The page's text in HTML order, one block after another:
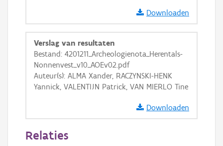
GRB-Basiskaart in grijswaarden
Downloaden
Verslag van resultaten
Bestand: 4201211_Archeologienota_Herentals-
Nonnenvest_v10_AOEv02.pdf
Auteur(s): ALMA Xander, RACZYNSKI-HENK
Yannick, VALENTIJN Patrick, VAN MIERLO Tine
Downloaden
Relaties